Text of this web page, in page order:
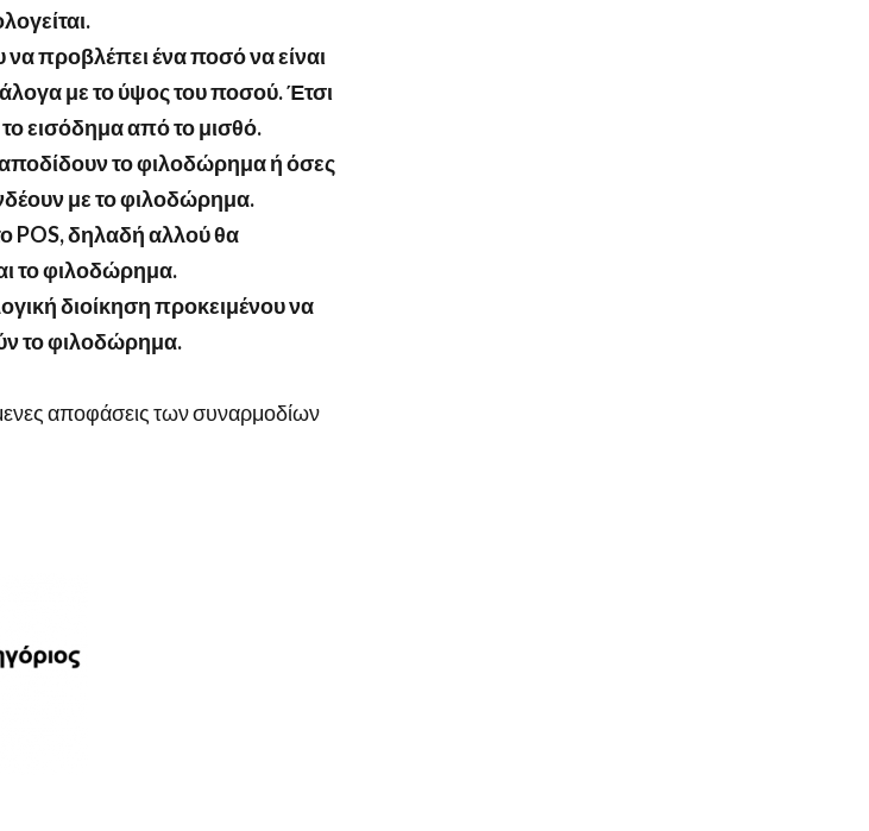
προβλέπει ένα ποσό να είναι
με το ύψος του ποσού. Έτσι
εισόδημα από το μισθό.
αποδίδουν το φιλοδώρημα ή όσες
με το φιλοδώρημα.
POS, δηλαδή αλλού θα
το φιλοδώρημα.
διοίκηση προκειμένου να
το φιλοδώρημα.
αποφάσεις των συναρμοδίων